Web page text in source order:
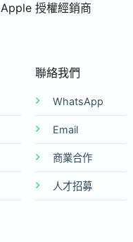
Apple 授權經銷商
聯絡我們
WhatsApp
Email
商業合作
人才招募